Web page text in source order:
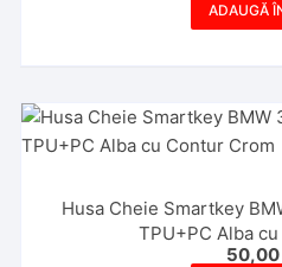
ADAUGĂ
Husa Cheie Smartkey
TPU+PC Alba
50,00